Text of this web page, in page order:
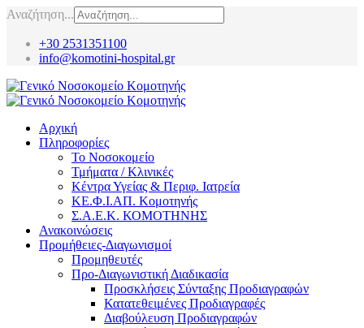
Αναζήτηση...
+30 2531351100
info@komotini-hospital.gr
Αρχική
Πληροφορίες
Το Νοσοκομείο
Τμήματα / Κλινικές
Κέντρα Υγείας & Περιφ. Ιατρεία
ΚΕ.Φ.Ι.ΑΠ. Κομοτηνής
Σ.Α.Ε.Κ. ΚΟΜΟΤΗΝΗΣ
Ανακοινώσεις
Προμήθειες-Διαγωνισμοί
Προμηθευτές
Προ-Διαγωνιστική Διαδικασία
Προσκλήσεις Σύνταξης Προδιαγραφών
Κατατεθειμένες Προδιαγραφές
Διαβούλευση Προδιαγραφών